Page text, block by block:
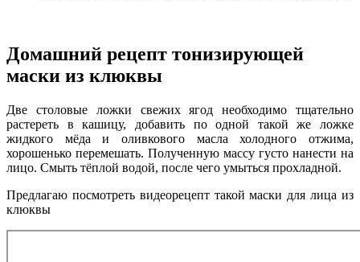
Домашний рецепт тонизирующей
маски из клюквы
Две столовые ложки свежих ягод необходимо тщательно
растереть в кашицу, добавить по одной такой же ложке
жидкого мёда и оливкового масла холодного отжима,
хорошенько перемешать. Полученную массу густо нанести на
лицо. Смыть тёплой водой, после чего умыться прохладной.
Предлагаю посмотреть видеорецепт такой маски для лица из
клюквы